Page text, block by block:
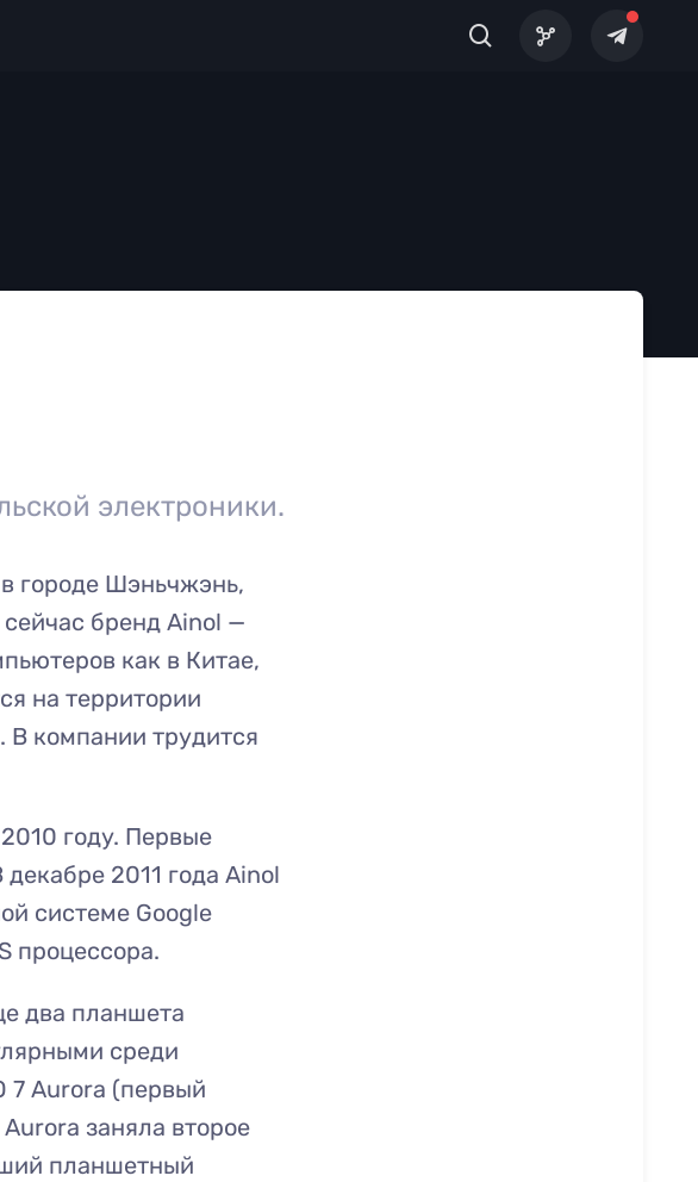
электроники.
городе Шэньчжэнь,
бренд Ainol —
как в Китае,
на территории
компании трудится
году. Первые
2011 года Ainol
системе Google
процессора.
два планшета
среди
7 Aurora (первый
заняла второе
планшетный